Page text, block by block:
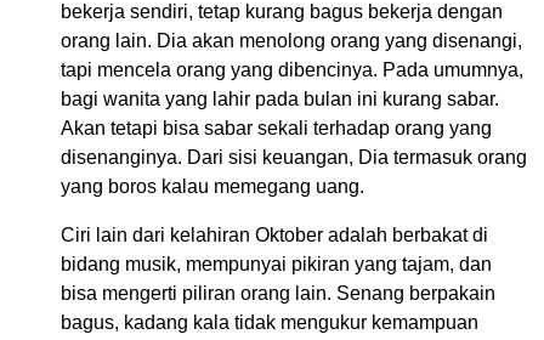
bekerja sendiri, tetap kurang bagus bekerja dengan
orang lain. Dia akan menolong orang yang disenangi,
tapi mencela orang yang dibencinya. Pada umumnya,
bagi wanita yang lahir pada bulan ini kurang sabar.
Akan tetapi bisa sabar sekali terhadap orang yang
disenanginya. Dari sisi keuangan, Dia termasuk orang
yang boros kalau memegang uang.
Ciri lain dari kelahiran Oktober adalah berbakat di
bidang musik, mempunyai pikiran yang tajam, dan
bisa mengerti piliran orang lain. Senang berpakain
bagus, kadang kala tidak mengukur kemampuan